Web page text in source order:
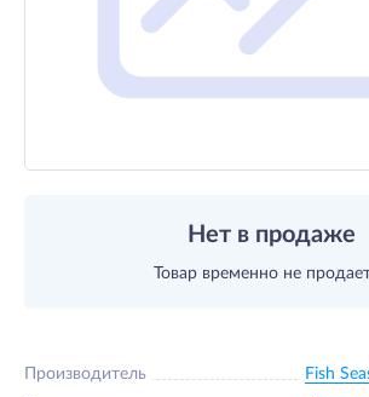
Нет в продаже
Товар временно не
Производитель Fish